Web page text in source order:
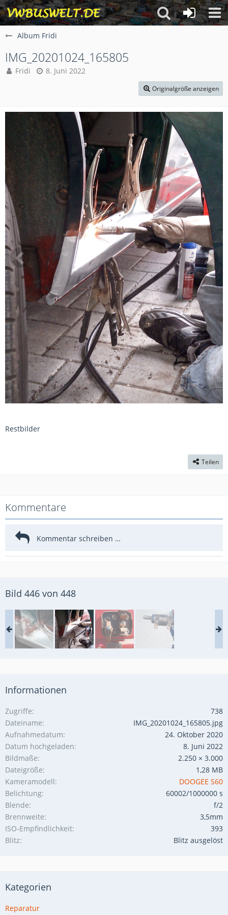
Album Fridi
IMG_20201024_165805
Fridi 8. Juni 2022
Originalgröße anzeigen
Restbilder
Teilen
Kommentare
Bild 446 von 448
Informationen
Zugriffe
738
Dateiname
IMG_20201024_165805.jpg
Aufnahmedatum
24. Oktober 2020
Datum hochgeladen
8. Juni 2022
Bildmaße
2.250 × 3.000
Dateigröße
1,28 MB
Kameramodell
DOOGEE S60
Belichtung
60002/1000000 s
Blende
f/2
Brennweite
3,5mm
ISO-Empfindlichkeit
393
Blitz
Blitz ausgelöst
Kategorien
Reparatur